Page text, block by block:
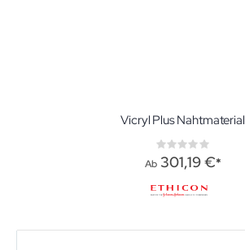
Vicryl Plus Nahtmaterial
Rating:
0%
Ab 301,19 €